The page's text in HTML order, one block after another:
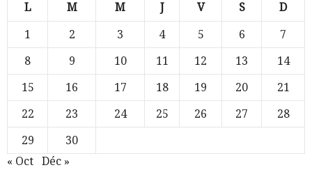
L M M J V S D
1 2 3 4 5 6
7
8
9 10 11 12 13
14
15
16 17 18 19 20
21
22
23 24 25 26 27
28
29
30
« Oct
Déc »